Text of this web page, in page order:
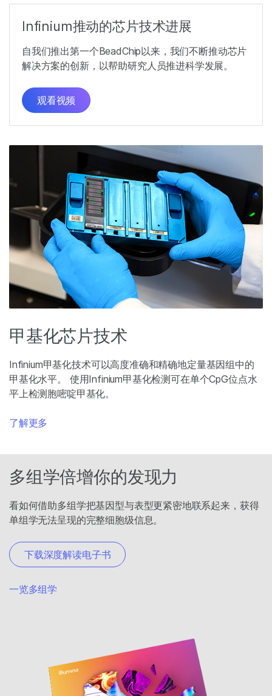
Infinium推动的芯片技术进展
自我们推出第一个BeadChip以来，我们不断推动芯片
解决方案的创新，以帮助研究人员推进科学发展。
观看视频
甲基化芯片技术
Infinium甲基化技术可以高度准确和精确地定量基因组中的
甲基化水平。 使用Infinium甲基化检测可在单个CpG位点水
平上检测胞嘧啶甲基化。
了解更多
多组学倍增你的发现力
看如何借助多组学把基因型与表型更紧密地联系起来，获得
单组学无法呈现的完整细胞级信息。
下载深度解读电子书
一览多组学